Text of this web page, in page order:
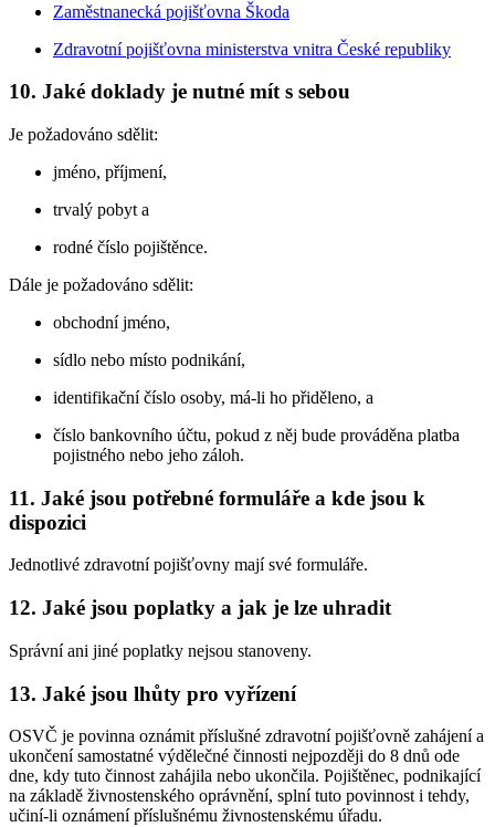
Zaměstnanecká pojišťovna Škoda
Zdravotní pojišťovna ministerstva vnitra České republiky
10. Jaké doklady je nutné mít s sebou
Je požadováno sdělit:
jméno, příjmení,
trvalý pobyt a
rodné číslo pojištěnce.
Dále je požadováno sdělit:
obchodní jméno,
sídlo nebo místo podnikání,
identifikační číslo osoby, má-li ho přiděleno, a
číslo bankovního účtu, pokud z něj bude prováděna platba
pojistného nebo jeho záloh.
11. Jaké jsou potřebné formuláře a kde jsou k
dispozici
Jednotlivé zdravotní pojišťovny mají své formuláře.
12. Jaké jsou poplatky a jak je lze uhradit
Správní ani jiné poplatky nejsou stanoveny.
13. Jaké jsou lhůty pro vyřízení
OSVČ je povinna oznámit příslušné zdravotní pojišťovně zahájení a
ukončení samostatné výdělečné činnosti nejpozději do 8 dnů ode
dne, kdy tuto činnost zahájila nebo ukončila. Pojištěnec, podnikající
na základě živnostenského oprávnění, splní tuto povinnost i tehdy,
učiní-li oznámení příslušnému živnostenskému úřadu.